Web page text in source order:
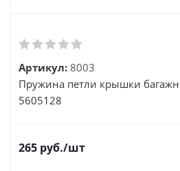
Артикул: 8003
Пружина петли крышки
5605128
265 руб./шт